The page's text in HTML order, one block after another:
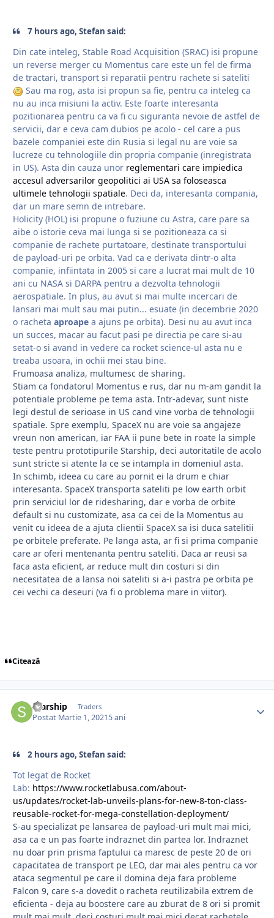
7 hours ago, Stefan said:
Din cate inteleg, Stable Road Acquisition (SRAC) isi propune
un reverse merger cu Momentus care este un fel de firma
de tractari, transport si reparatii pentru rachete si sateliti
Sau ma rog, asta isi propun sa fie, pentru ca inteleg ca
nu au inca misiuni la activ. Este foarte interesanta
pozitionarea pentru ca va fi cu siguranta nevoie de astfel de
servicii, dar e ceva cam dubios pe acolo - cel care a pus
bazele companiei este din Rusia si legal nu are voie sa
lucreze cu tehnologiile din propria companie (inregistrata
in US). Asta din cauza unor reglementari care impiedica
accesul adversarilor geopolitici ai USA sa foloseasca
ultimele tehnologii spatiale. Deci da, interesanta compania,
dar un mare semn de intrebare.
Holicity (HOL) isi propune o fuziune cu Astra, care pare sa
aibe o istorie ceva mai lunga si se pozitioneaza ca si
companie de rachete purtatoare, destinate transportului
de payload-uri pe orbita. Vad ca e derivata dintr-o alta
companie, infiintata in 2005 si care a lucrat mai mult de 10
ani cu NASA si DARPA pentru a dezvolta tehnologii
aerospatiale. In plus, au avut si mai multe incercari de
lansari mai mult sau mai putin... esuate (in decembrie 2020
o racheta aproape a ajuns pe orbita). Desi nu au avut inca
un succes, macar au facut pasi pe directia pe care si-au
setat-o si avand in vedere ca rocket science-ul asta nu e
treaba usoara, in ochii mei stau bine.
Frumoasa analiza, multumesc de sharing.
Stiam ca fondatorul Momentus e rus, dar nu m-am gandit la
potentiale probleme pe tema asta. Intr-adevar, sunt niste
legi destul de serioase in US cand vine vorba de tehnologii
spatiale. Spre exemplu, SpaceX nu are voie sa angajeze
vreun non american, iar FAA ii pune bete in roate la simple
teste pentru prototipurile Starship, deci autoritatile de acolo
sunt stricte si atente la ce se intampla in domeniul asta.
In schimb, ideea cu care au pornit ei la drum e chiar
interesanta. SpaceX transporta sateliti pe low earth orbit
prin serviciul lor de ridesharing, dar e vorba de orbite
default si nu customizate, asa ca cei de la Momentus au
venit cu ideea de a ajuta clientii SpaceX sa isi duca satelitii
pe orbitele preferate. Pe langa asta, ar fi si prima companie
care ar oferi mentenanta pentru sateliti. Daca ar reusi sa
faca asta eficient, ar reduce mult din costuri si din
necesitatea de a lansa noi sateliti si a-i pastra pe orbita pe
cei vechi ca deseuri (va fi o problema mare in viitor).
Citează
Starship Traders
Postat Martie 1, 20215 ani
2 hours ago, Stefan said:
Tot legat de Rocket
Lab: https://www.rocketlabusa.com/about-
us/updates/rocket-lab-unveils-plans-for-new-8-ton-class-
reusable-rocket-for-mega-constellation-deployment/
S-au specializat pe lansarea de payload-uri mult mai mici,
asa ca e un pas foarte indraznet din partea lor. Indraznet
nu doar prin prisma faptului ca maresc de peste 20 de ori
capacitatea de transport pe LEO, dar mai ales pentru ca vor
ataca segmentul pe care il domina deja fara probleme
Falcon 9, care s-a dovedit o racheta reutilizabila extrem de
eficienta - deja au boostere care au zburat de 8 ori si promit